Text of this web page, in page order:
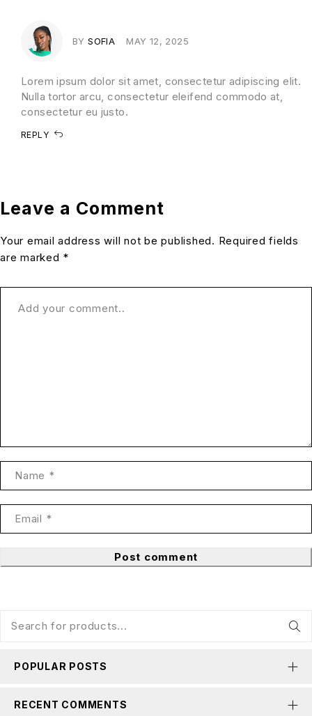
Lorem ipsum dolor sit amet, consectetur adipiscing elit.
Nulla tortor arcu, consectetur eleifend commodo at,
consectetur eu justo.
BY SOFIA MAY 12, 2025
REPLY
Leave a Comment
Your email address will not be published. Required fields
are marked *
Post comment
POPULAR POSTS
RECENT COMMENTS